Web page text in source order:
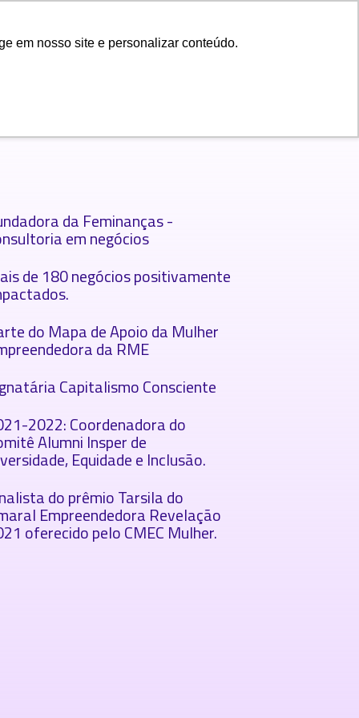
em nosso site e personalizar conteúdo.
da Feminanças -
em negócios
de 180 negócios positivamente
do Mapa de Apoio da Mulher
da RME
Capitalismo Consciente
2022: Coordenadora do
Alumni Insper de
Equidade e Inclusão.
do prêmio Tarsila do
Empreendedora Revelação
oferecido pelo CMEC Mulher.